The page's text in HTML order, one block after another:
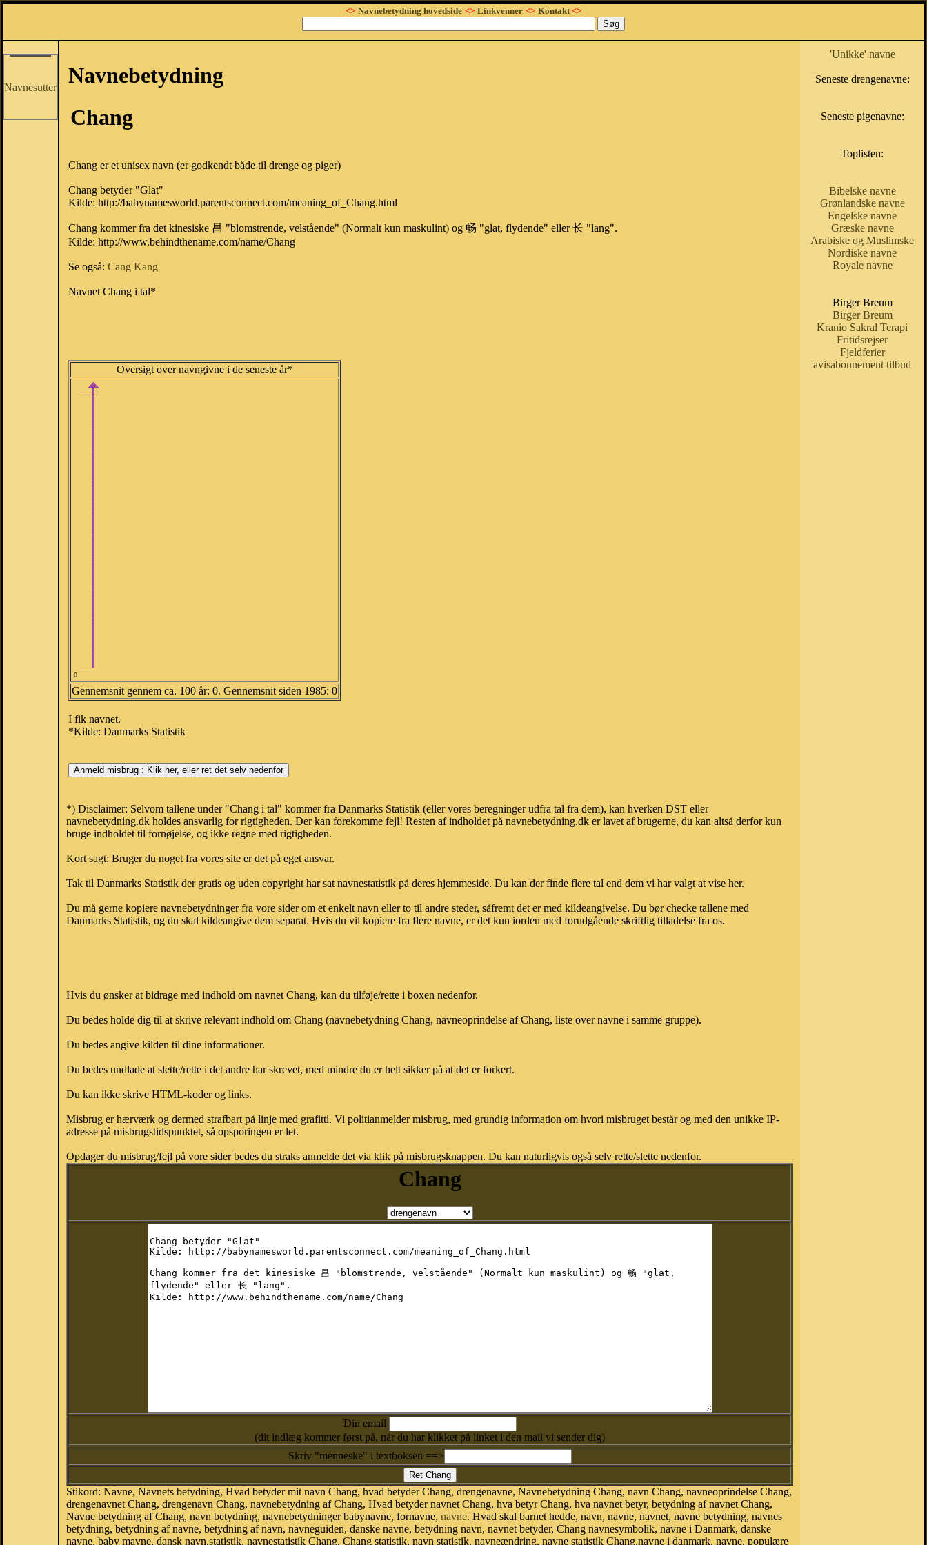
<> Navnebetydning hovedside <> Linkvenner <> Kontakt<>
Navnesutter
Navnebetydning
Chang
Chang er et unisex navn (er godkendt både til drenge og piger)
Chang betyder "Glat"
Kilde: http://babynamesworld.parentsconnect.com/meaning_of_Chang.html
Chang kommer fra det kinesiske 昌 "blomstrende, velstående" (Normalt kun maskulint) og 畅 "glat, flydende" eller 长 "lang".
Kilde: http://www.behindthename.com/name/Chang
Se også: Cang Kang
Navnet Chang i tal*
Oversigt over navngivne i de seneste år*
0
Gennemsnit gennem ca. 100 år: 0. Gennemsnit siden 1985: 0
I fik navnet.
*Kilde: Danmarks Statistik
*) Disclaimer: Selvom tallene under "Chang i tal" kommer fra Danmarks Statistik (eller vores beregninger udfra tal fra dem), kan hverken DST eller
navnebetydning.dk holdes ansvarlig for rigtigheden. Der kan forekomme fejl! Resten af indholdet på navnebetydning.dk er lavet af brugerne, du kan altså derfor kun
bruge indholdet til fornøjelse, og ikke regne med rigtigheden.
Kort sagt: Bruger du noget fra vores site er det på eget ansvar.
Tak til Danmarks Statistik der gratis og uden copyright har sat navnestatistik på deres hjemmeside. Du kan der finde flere tal end dem vi har valgt at vise her.
Du må gerne kopiere navnebetydninger fra vore sider om et enkelt navn eller to til andre steder, såfremt det er med kildeangivelse. Du bør checke tallene med
Danmarks Statistik, og du skal kildeangive dem separat. Hvis du vil kopiere fra flere navne, er det kun iorden med forudgående skriftlig tilladelse fra os.
Hvis du ønsker at bidrage med indhold om navnet Chang, kan du tilføje/rette i boxen nedenfor.
Du bedes holde dig til at skrive relevant indhold om Chang (navnebetydning Chang, navneoprindelse af Chang, liste over navne i samme gruppe).
Du bedes angive kilden til dine informationer.
Du bedes undlade at slette/rette i det andre har skrevet, med mindre du er helt sikker på at det er forkert.
Du kan ikke skrive HTML-koder og links.
Misbrug er hærværk og dermed strafbart på linje med grafitti. Vi politianmelder misbrug, med grundig information om hvori misbruget består og med den unikke IP-
adresse på misbrugstidspunktet, så opsporingen er let.
Opdager du misbrug/fejl på vore sider bedes du straks anmelde det via klik på misbrugsknappen. Du kan naturligvis også selv rette/slette nedenfor.
Chang
Din email
(dit indlæg kommer først på, når du har klikket på linket i den mail vi sender dig)
Skriv "menneske" i textboksen ==>
Stikord: Navne, Navnets betydning, Hvad betyder mit navn Chang, hvad betyder Chang, drengenavne, Navnebetydning Chang, navn Chang, navneoprindelse Chang,
drengenavnet Chang, drengenavn Chang, navnebetydning af Chang, Hvad betyder navnet Chang, hva betyr Chang, hva navnet betyr, betydning af navnet Chang,
Navne betydning af Chang, navn betydning, navnebetydninger babynavne, fornavne, navne. Hvad skal barnet hedde, navn, navne, navnet, navne betydning, navnes
betydning, betydning af navne, betydning af navn, navneguiden, danske navne, betydning navn, navnet betyder, Chang navnesymbolik, navne i Danmark, danske
navne, baby mavne, dansk navn,statistik, navnestatistik Chang, Chang statistik, navn statistik, navneændring, navne statistik Chang,navne i danmark, navne, populære
'Unikke' navne
Seneste drengenavne:
Seneste pigenavne:
Toplisten:
Bibelske navne
Grønlandske navne
Engelske navne
Græske navne
Arabiske og Muslimske
Nordiske navne
Royale navne
Birger Breum
Birger Breum
Kranio Sakral Terapi
Fritidsrejser
Fjeldferier
avisabonnement tilbud